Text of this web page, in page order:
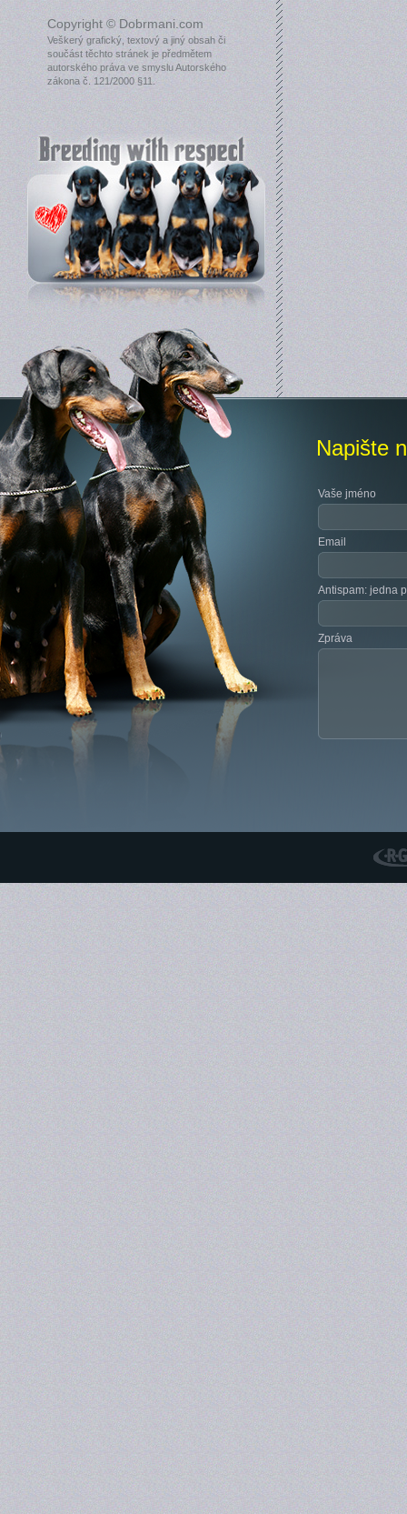
Copyright © Dobrmani.com
Veškerý grafický, textový a jiný obsah či
součást těchto stránek je předmětem
autorského práva ve smyslu Autorského
zákona č. 121/2000 §11.
Napište
Vaše jméno
Email
Antispam: jedna
Zpráva